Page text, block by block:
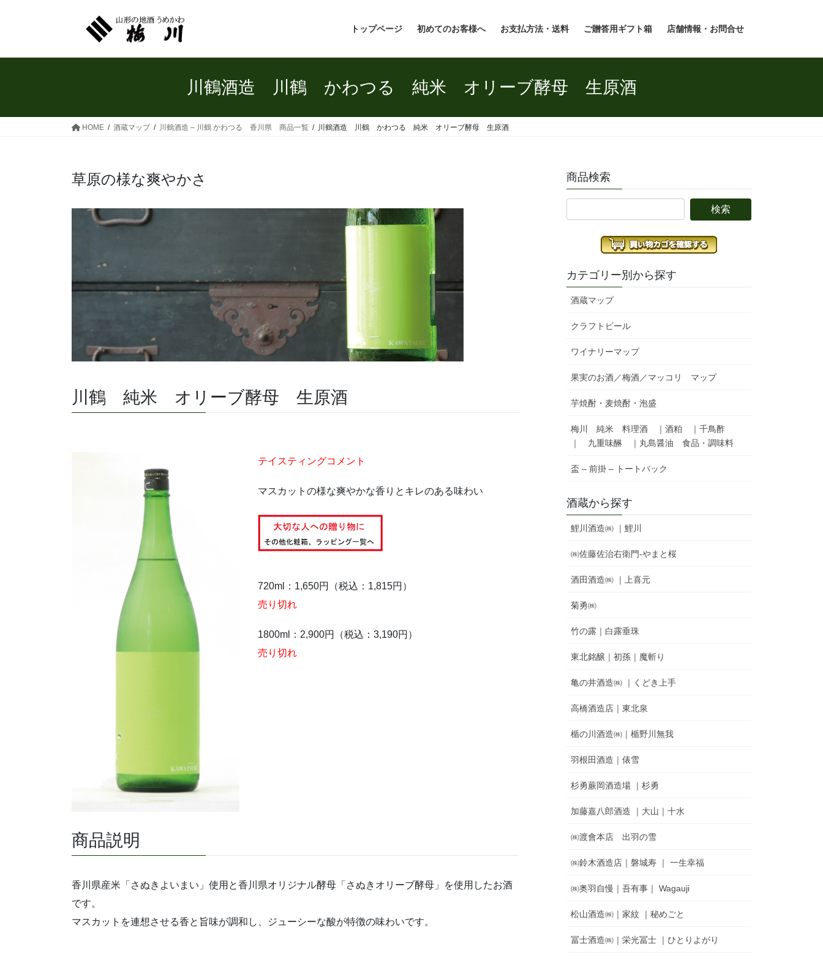
トップページ 初めてのお客様へ お支払方法・送料 ご贈答用ギフト箱 店舗情報・お問合せ
川鶴酒造 川鶴 かわつる 純米 オリーブ酵母 生原酒
HOME 酒蔵マップ 川鶴酒造 – 川鶴 かわつる 香川県 商品一覧 川鶴酒造 川鶴 かわつる 純米 オリーブ酵母 生原酒
草原の様な爽やかさ
川鶴 純米 オリーブ酵母 生原酒
テイスティングコメント
マスカットの様な爽やかな香りとキレのある味わい
720ml：1,650円（税込：1,815円）
売り切れ
1800ml：2,900円（税込：3,190円）
売り切れ
商品説明
香川県産米「さぬきよいまい」使用と香川県オリジナル酵母「さぬきオリーブ酵母」を使用したお酒
です。
マスカットを連想させる香と旨味が調和し、ジューシーな酸が特徴の味わいです。
商品検索
カテゴリー別から探す
酒蔵マップ
クラフトビール
ワイナリーマップ
果実のお酒／梅酒／マッコリ マップ
芋焼酎・麦焼酎・泡盛
梅川 純米 料理酒 ｜酒粕 ｜千鳥酢
｜ 九重味醂 ｜丸島醤油 食品・調味料
盃 – 前掛 – トートバック
酒蔵から探す
鯉川酒造㈱ ｜鯉川
㈱佐藤佐治右衛門-やまと桜
酒田酒造㈱ ｜上喜元
菊勇㈱
竹の露｜白露垂珠
東北銘醸｜初孫｜魔斬り
亀の井酒造㈱ ｜くどき上手
高橋酒造店｜東北泉
楯の川酒造㈱｜楯野川無我
羽根田酒造｜俵雪
杉勇蕨岡酒造場 ｜杉勇
加藤嘉八郎酒造 ｜大山｜十水
㈱渡會本店 出羽の雪
㈱鈴木酒造店｜磐城寿 ｜ 一生幸福
㈱奥羽自慢｜吾有事｜ Wagauji
松山酒造㈱｜家紋 ｜秘めごと
冨士酒造㈱｜栄光冨士 ｜ひとりよがり